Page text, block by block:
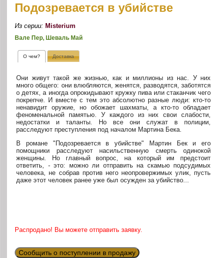
Подозревается в убийстве
Из серии: Misterium
Вале Пер, Шеваль Май
О чем? Доставка
Они живут такой же жизнью, как и миллионы из нас. У них
много общего: они влюбляются, женятся, разводятся, заботятся
о детях, а иногда опрокидывают кружку пива или стаканчик чего
покрепче. И вместе с тем это абсолютно разные люди: кто-то
ненавидит оружие, но обожает шахматы, а кто-то обладает
феноменальной памятью. У каждого из них свои слабости,
недостатки и таланты. Но все они служат в полиции,
расследуют преступления под началом Мартина Бека.
В романе "Подозревается в убийстве" Мартин Бек и его
помощники расследуют насильственную смерть одинокой
женщины. Но главный вопрос, на который им предстоит
ответить, - это: можно ли отправить на скамью подсудимых
человека, не собрав против него неопровержимых улик, пусть
даже этот человек ранее уже был осужден за убийство...
Распродано! Вы можете отправить заявку.
Сообщить о поступлении в продажу